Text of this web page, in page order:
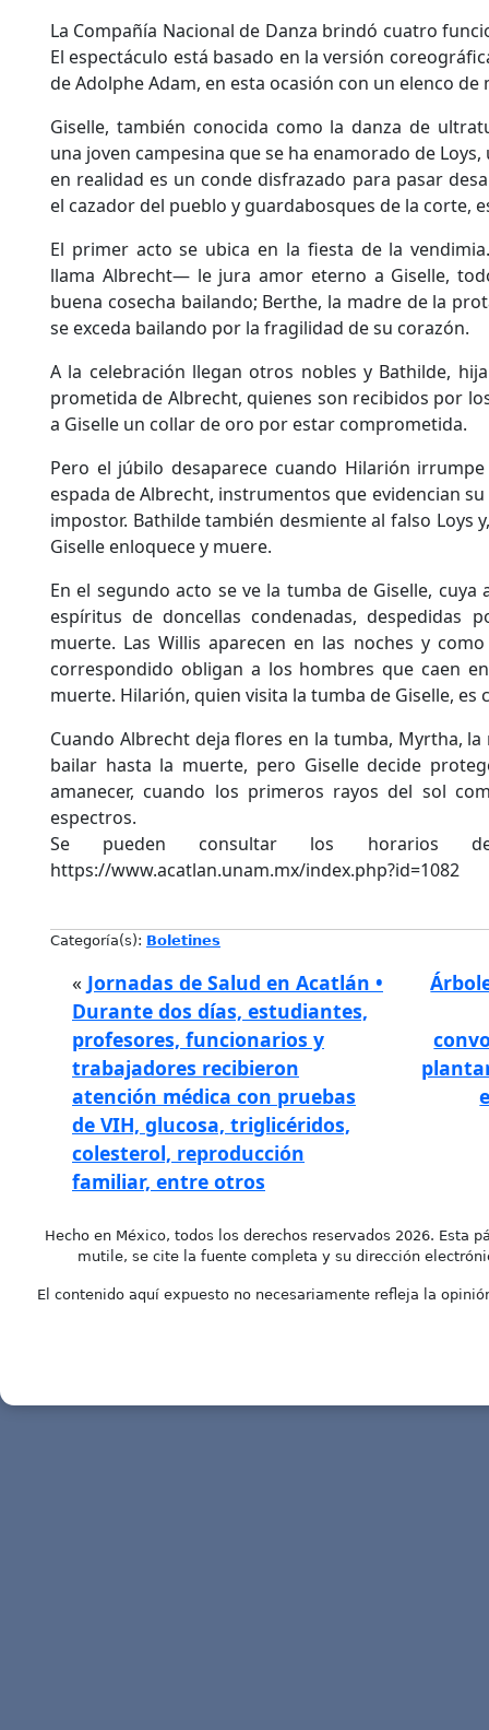
La Compañía Nacional de Danza brindó cuatro
El espectáculo está basado en la versión
de Adolphe Adam, en esta ocasión con un elenco de
Giselle, también conocida como la danza de
una joven campesina que se ha enamorado de
en realidad es un conde disfrazado para pasar
el cazador del pueblo y guardabosques de la corte,
El primer acto se ubica en la fiesta de la
llama Albrecht— le jura amor eterno a Giselle,
buena cosecha bailando; Berthe, la madre de la
se exceda bailando por la fragilidad de su corazón.
A la celebración llegan otros nobles y Bathilde,
prometida de Albrecht, quienes son recibidos por
a Giselle un collar de oro por estar comprometida.
Pero el júbilo desaparece cuando Hilarión
espada de Albrecht, instrumentos que evidencian
impostor. Bathilde también desmiente al falso Loys
Giselle enloquece y muere.
En el segundo acto se ve la tumba de Giselle, cuya
espíritus de doncellas condenadas, despedidas
muerte. Las Willis aparecen en las noches y
correspondido obligan a los hombres que caen
muerte. Hilarión, quien visita la tumba de Giselle, es
Cuando Albrecht deja flores en la tumba, Myrtha,
bailar hasta la muerte, pero Giselle decide
amanecer, cuando los primeros rayos del sol
espectros.
Se pueden consultar los horarios
https://www.acatlan.unam.mx/index.php?id=1082
Categoría(s): Boletines
« Jornadas de Salud en Acatlán •
Durante dos días, estudiantes,
profesores, funcionarios y
trabajadores recibieron
atención médica con pruebas
de VIH, glucosa, triglicéridos,
colesterol, reproducción
familiar, entre otros
Hecho en México, todos los derechos reservados 2026. Esta
mutile, se cite la fuente completa y su dirección
El contenido aquí expuesto no necesariamente refleja la